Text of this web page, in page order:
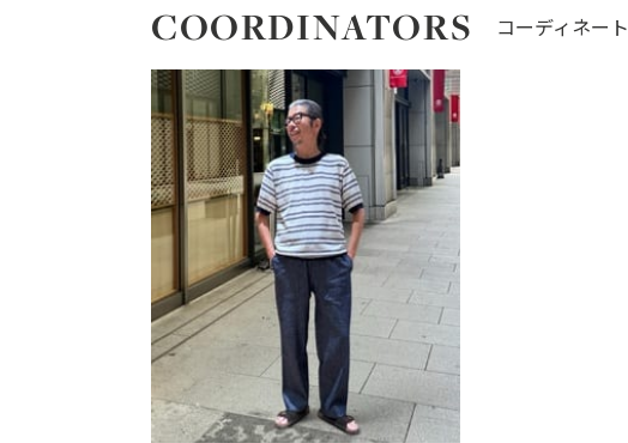
COORDINATORS コーディネート